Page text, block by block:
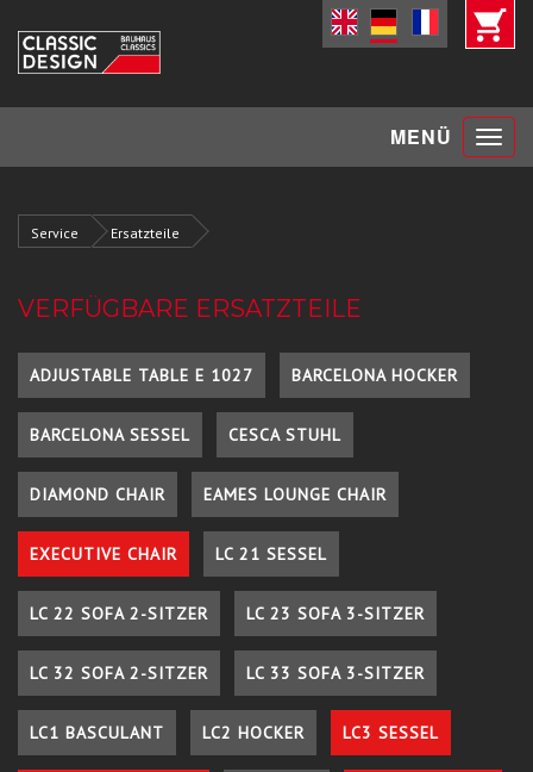
MENÜ Toggle
Service Ersatzteile
VERFÜGBARE ERSATZTEILE
ADJUSTABLE TABLE E 1027 BARCELONA HOCKER
BARCELONA SESSEL CESCA STUHL
DIAMOND CHAIR EAMES LOUNGE CHAIR
EXECUTIVE CHAIR LC 21 SESSEL
LC 22 SOFA 2-SITZER LC 23 SOFA 3-SITZER
LC 32 SOFA 2-SITZER LC 33 SOFA 3-SITZER
LC1 BASCULANT LC2 HOCKER LC3 SESSEL